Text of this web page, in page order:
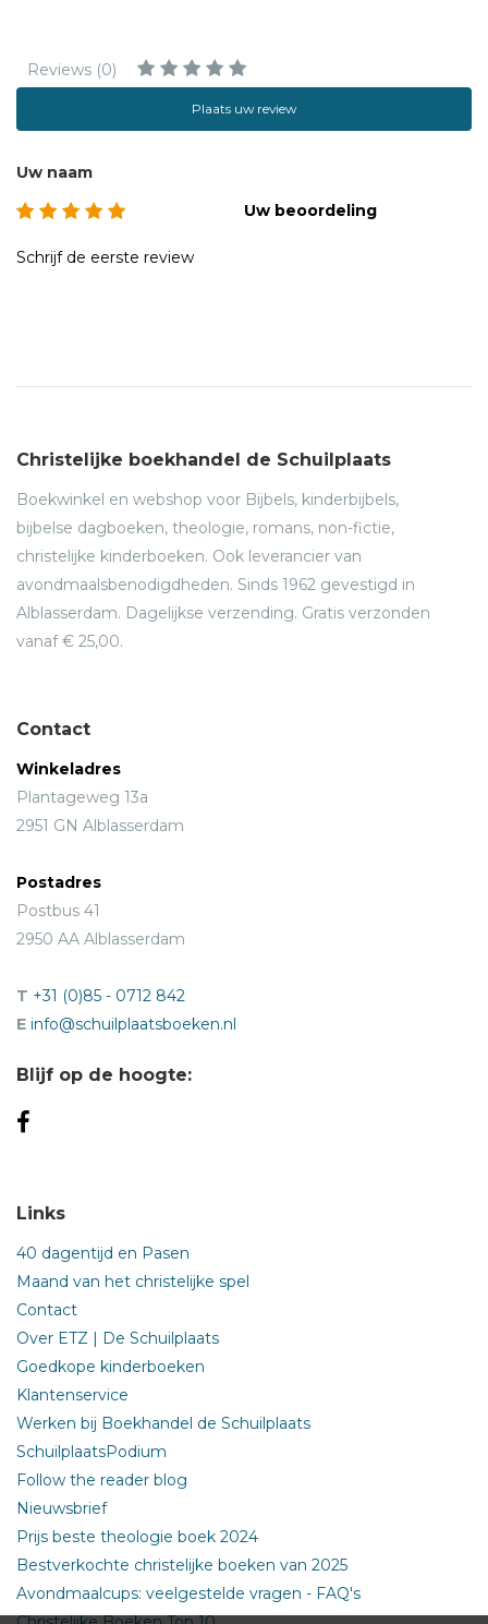
Reviews (0)
Plaats uw review
Uw naam
Uw beoordeling
Schrijf de eerste review
Christelijke boekhandel de Schuilplaats
Boekwinkel en webshop voor Bijbels, kinderbijbels,
bijbelse dagboeken, theologie, romans, non-fictie,
christelijke kinderboeken. Ook leverancier van
avondmaalsbenodigdheden. Sinds 1962 gevestigd in
Alblasserdam. Dagelijkse verzending. Gratis verzonden
vanaf € 25,00.
Contact
Winkeladres
Plantageweg 13a
2951 GN Alblasserdam
Postadres
Postbus 41
2950 AA Alblasserdam
T +31 (0)85 - 0712 842
E info@schuilplaatsboeken.nl
Blijf op de hoogte:
Links
40 dagentijd en Pasen
Maand van het christelijke spel
Contact
Over ETZ | De Schuilplaats
Goedkope kinderboeken
Klantenservice
Werken bij Boekhandel de Schuilplaats
SchuilplaatsPodium
Follow the reader blog
Nieuwsbrief
Prijs beste theologie boek 2024
Bestverkochte christelijke boeken van 2025
Avondmaalcups: veelgestelde vragen - FAQ's